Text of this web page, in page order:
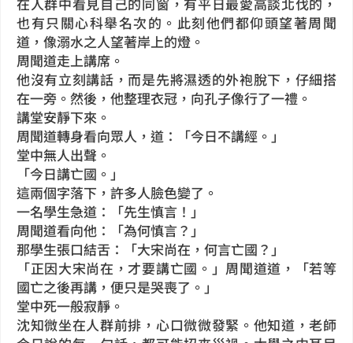
也有只關心科舉名次的。此刻他們都仰頭望著周聞
道，像溺水之人望著岸上的燈。
周聞道走上講席。
他沒有立刻講話，而是先將濕透的外袍脫下，仔細搭
在一旁。然後，他整理衣冠，向孔子像行了一禮。
講堂安靜下來。
周聞道轉身看向眾人，道：「今日不講經。」
堂中無人出聲。
「今日講亡國。」
這兩個字落下，許多人臉色變了。
一名學生急道：「先生慎言！」
周聞道看向他：「為何慎言？」
那學生張口結舌：「大宋尚在，何言亡國？」
「正因大宋尚在，才要講亡國。」周聞道道，「若等
國亡之後再講，便只是哭喪了。」
堂中死一般寂靜。
沈知微坐在人群前排，心口微微發緊。他知道，老師